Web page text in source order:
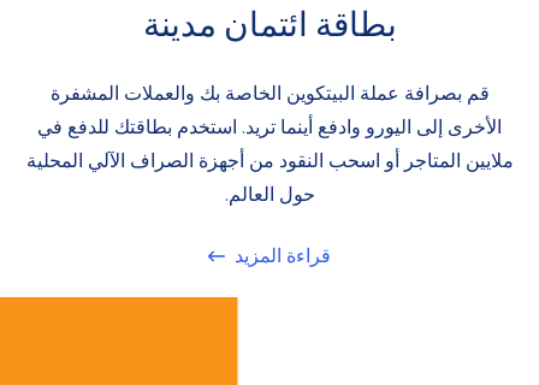
بطاقة ائتمان مدينة
قم بصرافة عملة البيتكوين الخاصة بك والعملات المشفرة
الأخرى إلى اليورو وادفع أينما تريد. استخدم بطاقتك للدفع في
ملايين المتاجر أو اسحب النقود من أجهزة الصراف الآلي المحلية
حول العالم.
قراءة المزيد